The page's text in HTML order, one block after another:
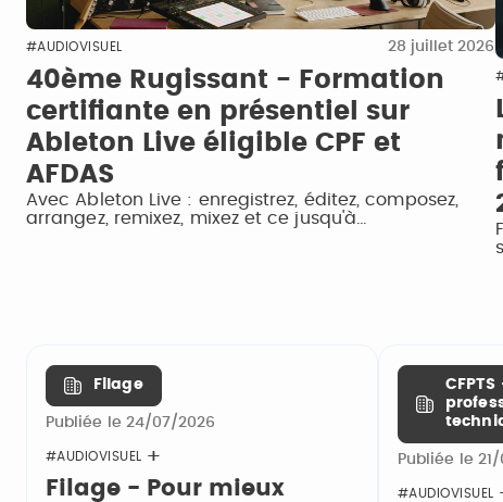
#AUDIOVISUEL 28 juillet 2026
40ème Rugissant - Formation
certifiante en présentiel sur
Ableton Live éligible CPF et
AFDAS
Avec Ableton Live : enregistrez, éditez, composez,
arrangez, remixez, mixez et ce jusqu'à…
Filage
Publiée le 24/07/2026
#AUDIOVISUEL
Filage - Pour mieux
Publiée le
#AUDIOVISUEL